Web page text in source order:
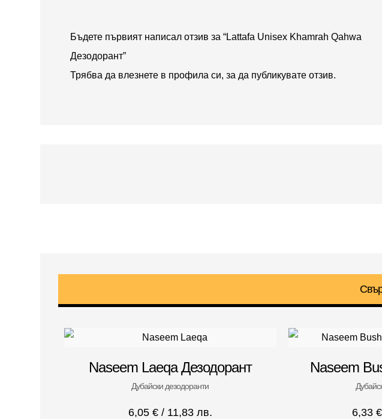
Бъдете първият написал отзив за “Lattafa Unisex Khamrah Qahwa
Дезодорант”
Трябва да влезнете в профила си, за да публикувате отзив.
Naseem Laeqa Дезодорант
Дубайски дезодоранти
6,05 €/ 11,83 лв.
Naseem
6,33 €